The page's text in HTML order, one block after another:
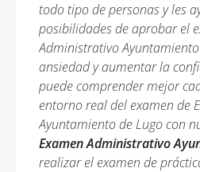
todo tipo de personas y les
posibilidades de aprobar el
Administrativo
ansiedad y aumentar la
puede comprender mejor
entorno real del examen de
Ayuntamiento de Lugo con
Examen Administrativo
realizar el examen de